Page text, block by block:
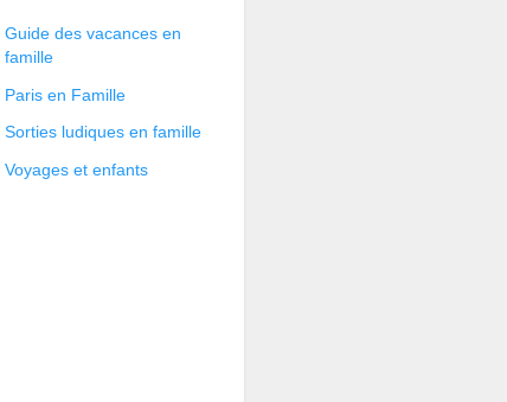
Guide des vacances en
famille
Paris en Famille
Sorties ludiques en famille
Voyages et enfants